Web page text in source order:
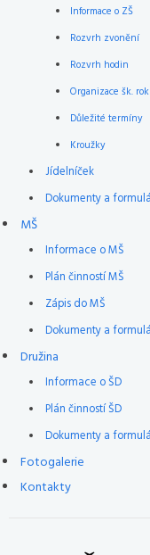
Informace o ZŠ
Rozvrh zvonění
Rozvrh hodin
Organizace šk.
Důležité termíny
Kroužky
Jídelníček
Dokumenty a
MŠ
Informace o MŠ
Plán činností MŠ
Zápis do MŠ
Dokumenty a
Družina
Informace o ŠD
Plán činností ŠD
Dokumenty a
Fotogalerie
Kontakty